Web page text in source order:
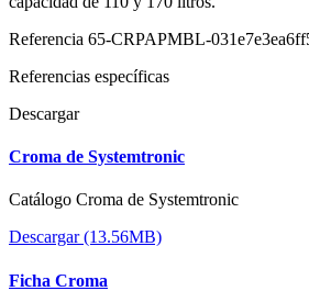
Referencia 65-CRPAPMBL-
Referencias específicas
Descargar
Croma de Systemtronic
Catálogo Croma de Systemtronic
Descargar (13.56MB)
Ficha Croma